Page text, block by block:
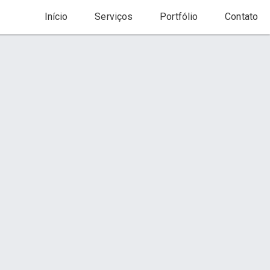
Início Serviços Portfólio Contato